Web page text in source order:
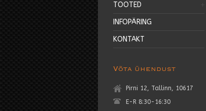
TOOTED
INFOPÄRING
KONTAKT
Võta ühendust
Pirni 12, Tallinn, 10617
E-R 8:30-16:30